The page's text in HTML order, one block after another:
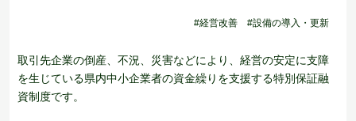
#経営改善 #設備の導入・更新
取引先企業の倒産、不況、災害などにより、経営の安定に支障
を生じている県内中小企業者の資金繰りを支援する特別保証融
資制度です。